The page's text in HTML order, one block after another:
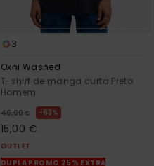
3
Oxni Washed
T-shirt de manga curta Preto
Homem
40,00 € 63%
15,00 €
OUTLET
DUPLA PROMO 25% EXTRA